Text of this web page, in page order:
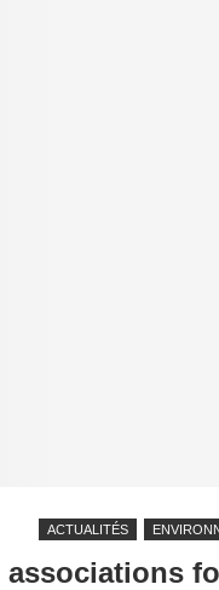
ACTUALITÉS
associations